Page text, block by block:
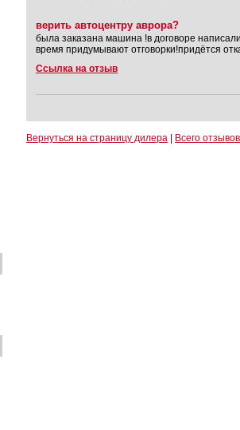
верить автоцентру аврора?
была заказана машина !в договоре
время придумывают отговорки!придётся
Ссылка на отзыв
Вернуться на страницу дилера Всего